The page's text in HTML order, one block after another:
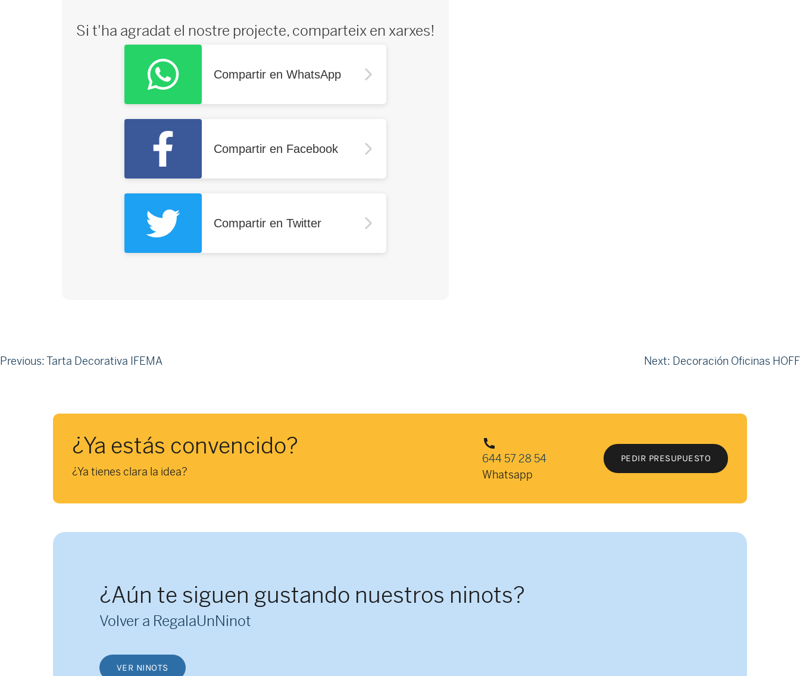
Si t'ha agradat el nostre projecte, comparteix en xarxes!
Compartir en WhatsApp
Compartir en Facebook
Compartir en Twitter
Navegació
Previous:Tarta Decorativa IFEMA Next: Decoración Oficinas HOFF
¿Ya estás convencido?
¿Ya tienes clara la idea?
644 57 28 54
Whatsapp
PEDIR PRESUPUESTO
PEDIR PRESUPUESTO
¿Aún te siguen gustando nuestros ninots?
Volver a RegalaUnNinot
VER NINOTS